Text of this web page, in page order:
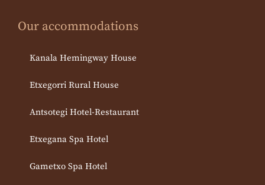
Our accommodations
Kanala Hemingway House
Etxegorri Rural House
Antsotegi Hotel-Restaurant
Etxegana Spa Hotel
Gametxo Spa Hotel